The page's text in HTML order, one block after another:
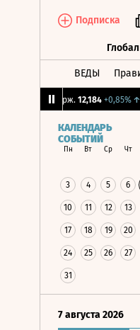
Подписка
ВЕДЫ
CNY Бирж. 12,184 +0,85%↑
КАЛЕНДАРЬ
СОБЫТИЙ
Пн Вт Ср Чт
3 4 5 6
10 11 12 13
17 18 19 20
24 25 26 27
31
7 августа 2026